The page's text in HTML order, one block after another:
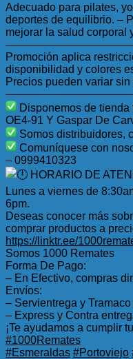
Adecuado para pilates,
deportes de equilibrio. –
mejorar la salud corporal
Promoción aplica
disponibilidad y colores
Precios pueden variar
Disponemos de
OE4-91 Y Gaspar De
Somos distribuidores,
Comuníquese con
– 0999410323
HORARIO DE
Lunes a viernes de
6pm.
Deseas conocer más
comprar productos a
https://linktr.ee/
Somos 1000 Remates
Forma De Pago:
– En Efectivo, compras
Envíos:
– Servientrega y
– Express y Contra
¡Te ayudamos a cumplir
#1000Remates
#Esmeraldas #Portoviejo